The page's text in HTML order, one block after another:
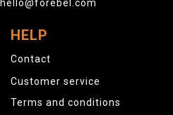
hello@forebel.com
HELP
Contact
Customer service
Terms and conditions